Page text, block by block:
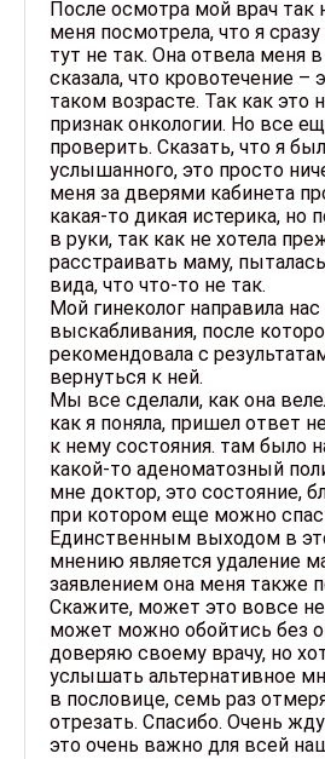
После осмотра мой врач так
меня посмотрела, что я
тут не так. Она отвела меня
сказала, что кровотечение –
таком возрасте. Так как это
признак онкологии. Но все
проверить. Сказать, что я
услышанного, это просто
меня за дверями кабинета
какая-то дикая истерика, но
в руки, так как не хотела
расстраивать маму,
вида, что что-то не так.
Мой гинеколог направила
выскабливания, после
рекомендовала с
вернуться к ней.
Мы все сделали, как она
как я поняла, пришел ответ
к нему состояния. там было
какой-то аденоматозный
мне доктор, это состояние,
при котором еще можно
Единственным выходом в
мнению является удаление
заявлением она меня также
Скажите, может это вовсе не
может можно обойтись без
доверяю своему врачу, но
услышать альтернативное
в пословице, семь раз
отрезать. Спасибо. Очень
это очень важно для всей